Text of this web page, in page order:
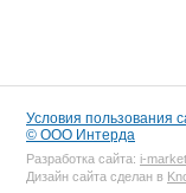
Условия пользования
© ООО Интерда
Разработка сайта: i-market
Дизайн сайта сделан в